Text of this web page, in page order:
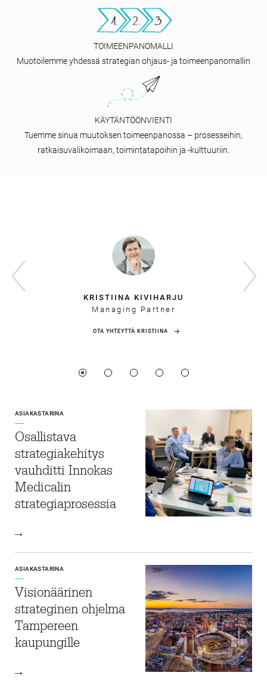
TOIMEENPANOMALLI
Muotoilemme yhdessä strategian ohjaus- ja toimeenpanomallin
KÄYTÄNTÖÖNVIENTI
Tuemme sinua muutoksen toimeenpanossa – prosesseihin,
ratkaisuvalikoimaan, toimintatapoihin ja -kulttuuriin.
KRISTIINA KIVIHARJU
Managing Partner
OTA YHTEYTTÄ KRISTIINA
ASIAKASTARINA
Osallistava
strategiakehitys
vauhditti Innokas
Medicalin
strategiaprosessia
ASIAKASTARINA
Visionäärinen
strateginen ohjelma
Tampereen
kaupungille